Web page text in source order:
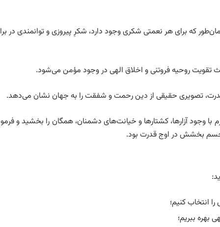
که برای هر نعمتی شکری وجود دارد، شکرِ پیروزی و توانمندی در
با وجود آزارها، کشتارها و خیانت‌های دشمنان، همگان را بخشید و
تجسم بخشش در اوج قدرت بود.
انتخاب کنیم؛
بهره ببریم؛